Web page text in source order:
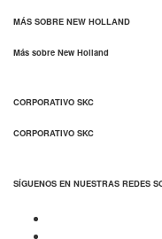
MÁS SOBRE NEW HOLLAND
Más sobre New Holland
CORPORATIVO SKC
CORPORATIVO SKC
SÍGUENOS EN NUESTRAS REDES